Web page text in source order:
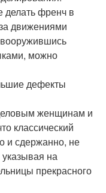
френч в
движениями
можно
дефекты
женщинам и
классический
и сдержанно, не
на
прекрасного